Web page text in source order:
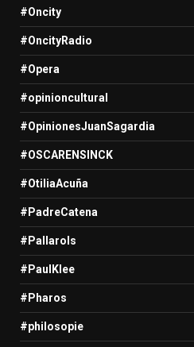
#Oncity
#OncityRadio
#Opera
#opinioncultural
#OpinionesJuanSagardia
#OSCARENSINCK
#OtiliaAcuña
#PadreCatena
#Pallarols
#PaulKlee
#Pharos
#philosopie